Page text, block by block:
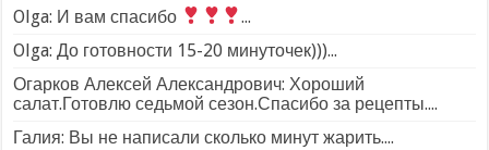
Olga: И вам спасибо
...
Olga: До готовности 15-20 минуточек)))...
Огарков Алексей Александрович: Хороший
салат.Готовлю седьмой сезон.Спасибо за рецепты....
Галия: Вы не написали сколько минут жарить....